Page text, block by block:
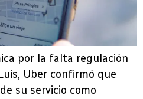
por la falta regulación
Uber confirmó que
su servicio como